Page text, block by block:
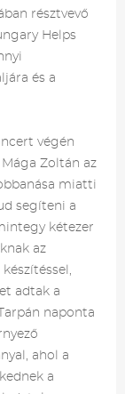
résztvevő
Helps
és a
végén
Zoltán az
miatti
segíteni a
kétezer
az
adtak a
naponta
ahol a
a